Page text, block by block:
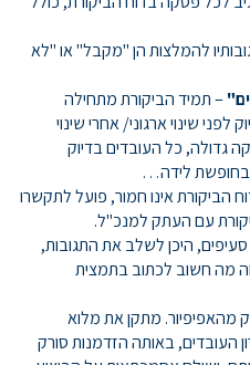
להמלצות הן "מקבל" או "לא
– תמיד הביקורת מתחילה
שינוי ארגוני/ אחרי שינוי
גדולה, כל העובדים בדיוק
בחופשת לידה…
הביקורת אינו חמור, פועל לתקשרו
עם העתק למנכ"ל.
היכן לשלב את התגובות,
מה חשוב לכתוב בתמצית
מהאפיפיור. מתקן את מלוא
העובדים, באותה הזדמנות סורק